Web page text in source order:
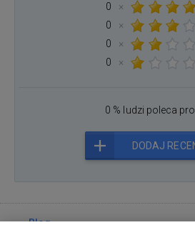
0
×
0
×
0
×
0
×
0 % ludzi poleca
DODAJ
Blog